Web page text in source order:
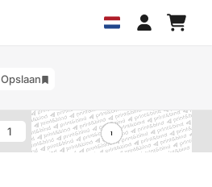
Opslaan
van 40